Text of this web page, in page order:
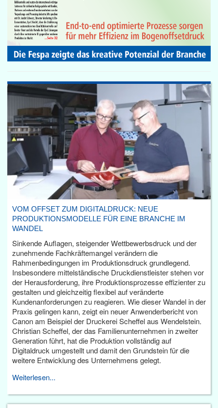
VOM OFFSET ZUM DIGITALDRUCK: NEUE
PRODUKTIONSMODELLE FÜR EINE BRANCHE IM
WANDEL
Sinkende Auflagen, steigender Wettbewerbsdruck und der
zunehmende Fachkräftemangel verändern die
Rahmenbedingungen im Produktionsdruck grundlegend.
Insbesondere mittelständische Druckdienstleister stehen vor
der Herausforderung, ihre Produktionsprozesse effizienter zu
gestalten und gleichzeitig flexibel auf veränderte
Kundenanforderungen zu reagieren. Wie dieser Wandel in der
Praxis gelingen kann, zeigt ein neuer Anwenderbericht von
Canon am Beispiel der Druckerei Scheffel aus Wendelstein.
Christian Scheffel, der das Familienunternehmen in zweiter
Generation führt, hat die Produktion vollständig auf
Digitaldruck umgestellt und damit den Grundstein für die
weitere Entwicklung des Unternehmens gelegt.
Weiterlesen...